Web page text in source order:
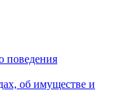
поведения
об имуществе и